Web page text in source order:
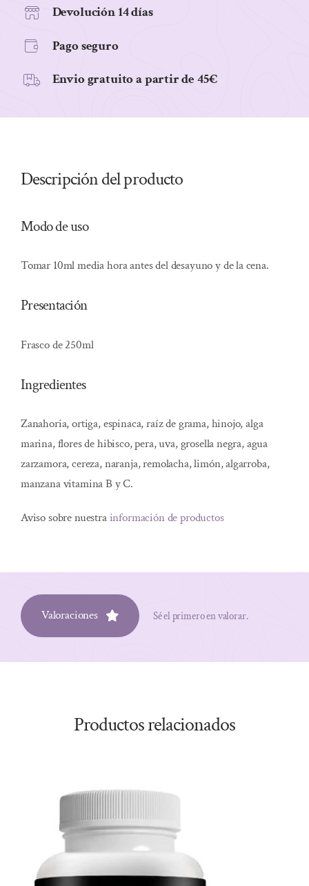
Devolución 14 días
Pago seguro
Envio gratuito a partir de 45€
Descripción del producto
Modo de uso
Tomar 10ml media hora antes del desayuno y de la cena.
Presentación
Frasco de 250ml
Ingredientes
Zanahoria, ortiga, espinaca, raíz de grama, hinojo, alga
marina, flores de hibisco, pera, uva, grosella negra, agua
zarzamora, cereza, naranja, remolacha, limón, algarroba,
manzana vitamina B y C.
Aviso sobre nuestrainformación de productos
Valoraciones Sé el primero en valorar.
Productos relacionados